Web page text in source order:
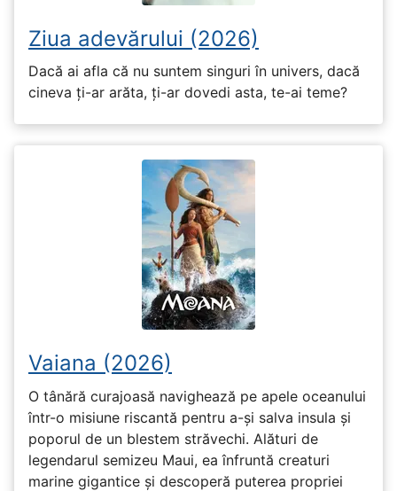
Ziua adevărului (2026)
Dacă ai afla că nu suntem singuri în univers, dacă
cineva ți-ar arăta, ți-ar dovedi asta, te-ai teme?
Vaiana (2026)
O tânără curajoasă navighează pe apele oceanului
într-o misiune riscantă pentru a-și salva insula și
poporul de un blestem străvechi. Alături de
legendarul semizeu Maui, ea înfruntă creaturi
marine gigantice și descoperă puterea propriei